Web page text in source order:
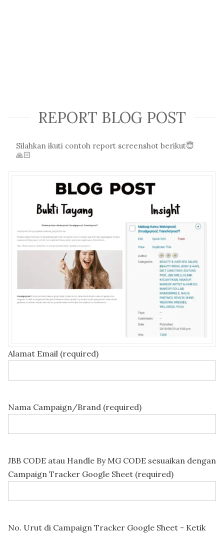
REPORT BLOG POST
Silahkan ikuti contoh report screenshot berikut😇
🙏🏻
Alamat Email (required)
Nama Campaign/Brand (required)
JBB CODE atau Handle By MG CODE sesuaikan dengan
Campaign Tracker Google Sheet (required)
No. Urut di Campaign Tracker Google Sheet - Ketik